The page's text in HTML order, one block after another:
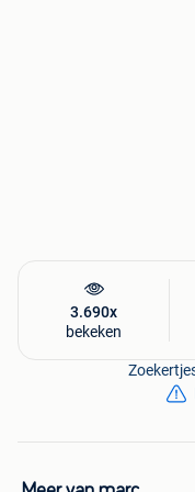
Aantal versnellingen
versnellingen
Status
Ophalen of Verzenden
Prijs
3.690x
bekeken